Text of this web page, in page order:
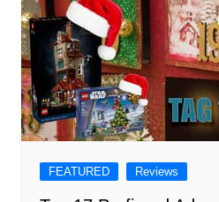
FEATURED Reviews